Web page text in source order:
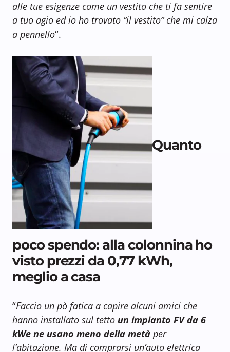
alle tue esigenze come un vestito che ti fa sentire
a tuo agio ed io ho trovato “il vestito” che mi calza
a pennello“.
Quanto
poco spendo: alla colonnina ho
visto prezzi da 0,77 kWh,
meglio a casa
“Faccio un pò fatica a capire alcuni amici che
hanno installato sul tetto un impianto FV da 6
kWe ne usano meno della metà per
l’abitazione. Ma di comprarsi un’auto elettrica